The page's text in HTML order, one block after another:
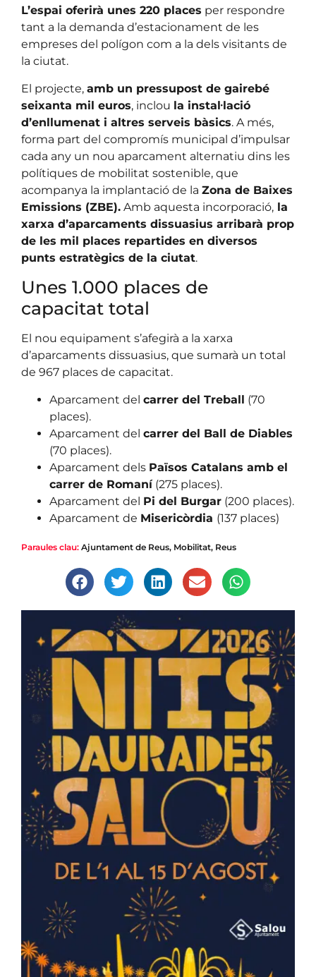
L’espai oferirà unes 220 places per respondre
tant a la demanda d’estacionament de les
empreses del polígon com a la dels visitants de
la ciutat.
El projecte, amb un pressupost de gairebé
seixanta mil euros, inclou la instal·lació
d’enllumenat i altres serveis bàsics. A més,
forma part del compromís municipal d’impulsar
cada any un nou aparcament alternatiu dins les
polítiques de mobilitat sostenible, que
acompanya la implantació de la Zona de Baixes
Emissions (ZBE). Amb aquesta incorporació, la
xarxa d’aparcaments dissuasius arribarà prop
de les mil places repartides en diversos
punts estratègics de la ciutat.
Unes 1.000 places de
capacitat total
El nou equipament s’afegirà a la xarxa
d’aparcaments dissuasius, que sumarà un total
de 967 places de capacitat.
Aparcament del carrer del Treball (70
places).
Aparcament del carrer del Ball de Diables
(70 places).
Aparcament dels Països Catalans amb el
carrer de Romaní(275 places).
Aparcament del Pi del Burgar (200 places).
Aparcament de Misericòrdia (137 places)
Paraules clau: Ajuntament de Reus, Mobilitat, Reus